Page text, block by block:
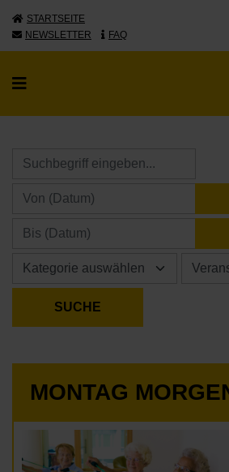
STARTSEITE
NEWSLETTER
FAQ
MONTAG